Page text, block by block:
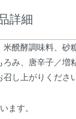
詳細
醗酵調味料、
み、唐辛子／増
し上がりください
ます。